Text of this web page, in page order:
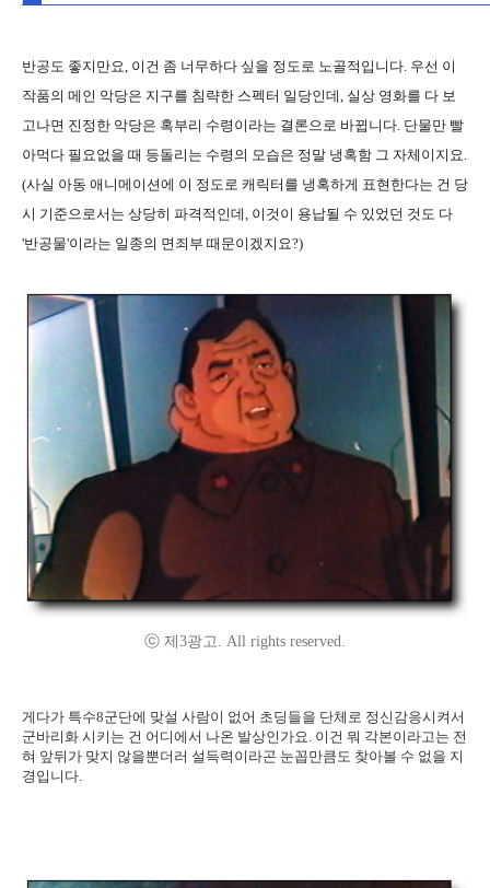
반공도 좋지만요, 이건 좀 너무하다 싶을 정도로 노골적입니다. 우선 이
작품의 메인 악당은 지구를 침략한 스펙터 일당인데, 실상 영화를 다 보
고나면 진정한 악당은 혹부리 수령이라는 결론으로 바뀝니다. 단물만 빨
아먹다 필요없을 때 등돌리는 수령의 모습은 정말 냉혹함 그 자체이지요.
(사실 아동 애니메이션에 이 정도로 캐릭터를 냉혹하게 표현한다는 건 당
시 기준으로서는 상당히 파격적인데, 이것이 용납될 수 있었던 것도 다
'반공물'이라는 일종의 면죄부 때문이겠지요?)
ⓒ 제3광고. All rights reserved.
게다가 특수8군단에 맞설 사람이 없어 초딩들을 단체로 정신감응시켜서
군바리화 시키는 건 어디에서 나온 발상인가요. 이건 뭐 각본이라고는 전
혀 앞뒤가 맞지 않을뿐더러 설득력이라곤 눈꼽만큼도 찾아볼 수 없을 지
경입니다.